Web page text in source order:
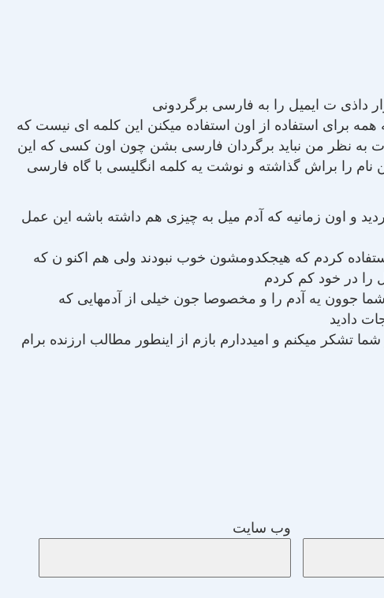
داذی ت ایمیل را به فارسی برگردونی
برای استفاده از اون استفاده میکنن این کلمه ای نیست که
به نظر من نباید برگردان فارسی بشن چون اون کسی که این
نام را براش گذاشته و نوشت یه کلمه انگلیسی با گاه فارسی
و اون زمانیه که آدم میل به چیزی هم داشته باشه این عمل
کردم که هیجکدومشون خوب نبودند ولی هم اکنو ن که
را در خود کم کردم
شما جوون یه آدم را و مخصوصا جون خیلی از آدمهایی که
دادید
تشکر میکنم و امیددارم بازم از اینطور مطالب ارزنده برام
وب‌ سایت